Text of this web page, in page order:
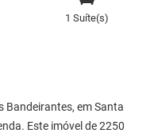
1 Suíte(s)
Bandeirantes, em Santa
Este imóvel de 2250